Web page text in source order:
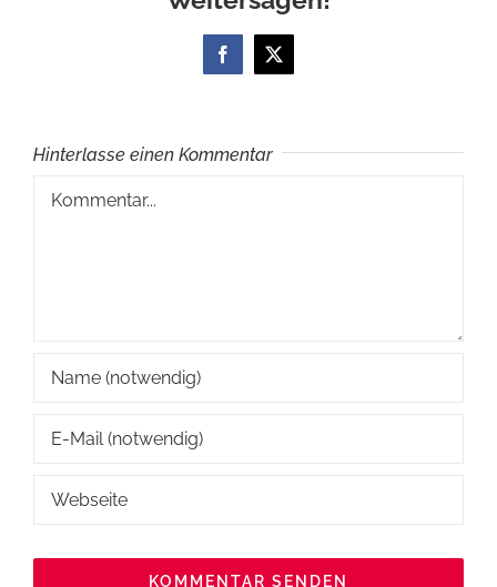
Facebook
X
Hinterlasse einen Kommentar
Kommentar